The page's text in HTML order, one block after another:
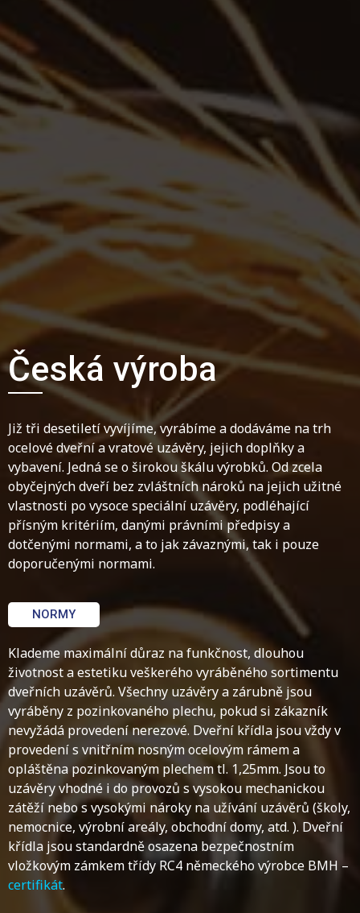
Česká výroba
Již tři desetiletí vyvíjíme, vyrábíme a dodáváme na trh
ocelové dveřní a vratové uzávěry, jejich doplňky a
vybavení. Jedná se o širokou škálu výrobků. Od zcela
obyčejných dveří bez zvláštních nároků na jejich užitné
vlastnosti po vysoce speciální uzávěry, podléhající
přísným kritériím, danými právními předpisy a
dotčenými normami, a to jak závaznými, tak i pouze
doporučenými normami.
NORMY
Klademe maximální důraz na funkčnost, dlouhou
životnost a estetiku veškerého vyráběného sortimentu
dveřních uzávěrů. Všechny uzávěry a zárubně jsou
vyráběny z pozinkovaného plechu, pokud si zákazník
nevyžádá provedení nerezové. Dveřní křídla jsou vždy v
provedení s vnitřním nosným ocelovým rámem a
opláštěna pozinkovaným plechem tl. 1,25mm. Jsou to
uzávěry vhodné i do provozů s vysokou mechanickou
zátěží nebo s vysokými nároky na užívání uzávěrů (školy,
nemocnice, výrobní areály, obchodní domy, atd. ). Dveřní
křídla jsou standardně osazena bezpečnostním
vložkovým zámkem třídy RC4 německého výrobce BMH –
certifikát.